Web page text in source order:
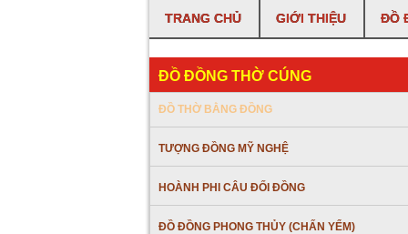
TRANG CHỦ GIỚI THIỆU ĐỒ
ĐỒ ĐỒNG THỜ CÚNG
ĐỒ THỜ BẰNG ĐỒNG
TƯỢNG ĐỒNG MỸ NGHỆ
HOÀNH PHI CÂU ĐỐI ĐỒNG
ĐỒ ĐỒNG PHONG THỦY (CHẤN YỂM)